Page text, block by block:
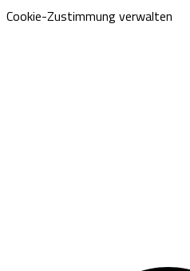
Cookie-Zustimmung verwalten